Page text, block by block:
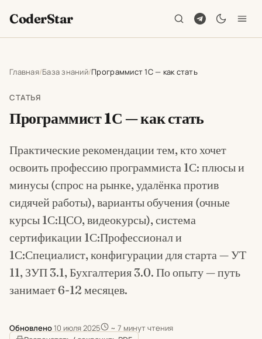
CoderStar
Главная База знаний Программист 1С — как стать
СТАТЬЯ
Программист 1С — как стать
Практические рекомендации тем, кто хочет
освоить профессию программиста 1С: плюсы и
минусы (спрос на рынке, удалёнка против
сидячей работы), варианты обучения (очные
курсы 1С:ЦСО, видеокурсы), система
сертификации 1С:Профессионал и
1С:Специалист, конфигурации для старта — УТ
11, ЗУП 3.1, Бухгалтерия 3.0. По опыту — путь
занимает 6-12 месяцев.
Обновлено 10 июля 2025
~ 7 минут чтения